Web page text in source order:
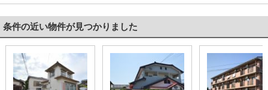
条件の近い物件が見つかりました